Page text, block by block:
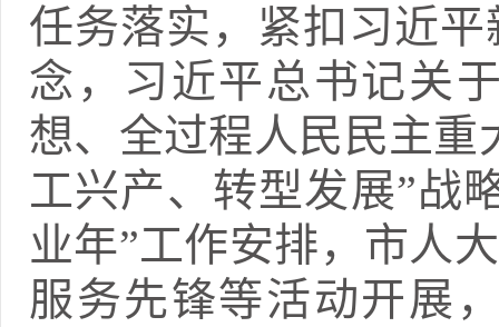
任务落实，紧扣习近
念，习近平总书记关
想、全过程人民民主重
工兴产、转型发展”战
业年”工作安排，市人
服务先锋等活动开展